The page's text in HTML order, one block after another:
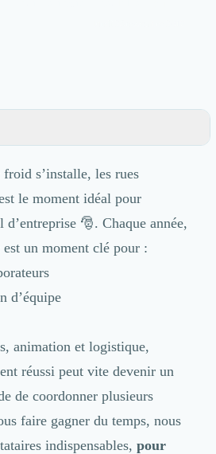
(ATS)
un Noël sans stress
: créer une vraie expérience
s’installe, les rues
le moment idéal pour
🎅. Chaque année,
un moment clé pour :
d’équipe
animation et logistique,
réussi peut vite devenir un
de coordonner plusieurs
faire gagner du temps, nous
indispensables, pour